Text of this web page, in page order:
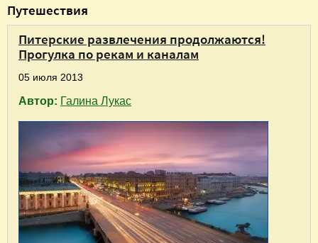
Путешествия
Питерские развлечения продолжаются!
Прогулка по рекам и каналам
05 июля 2013
Автор: Галина Лукас